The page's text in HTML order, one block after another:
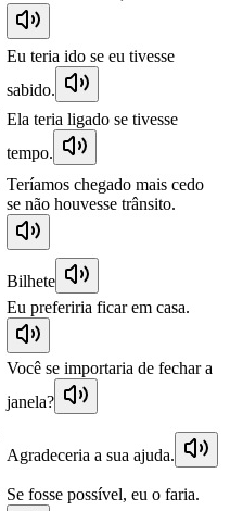
Eu teria ido se eu tivesse
sabido.
Ela teria ligado se tivesse
tempo.
Teríamos chegado mais cedo
se não houvesse trânsito.
Bilhete
Eu preferiria ficar em casa.
Você se importaria de fechar a
janela?
Agradeceria a sua ajuda.
Se fosse possível, eu o faria.